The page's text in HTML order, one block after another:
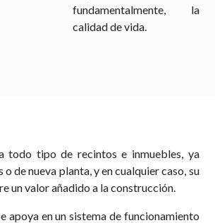
fundamentalmente, la
calidad de vida.
todo tipo de recintos e inmuebles, ya
de nueva planta, y en cualquier caso, su
un valor añadido a la construcción.
apoya en un sistema de funcionamiento